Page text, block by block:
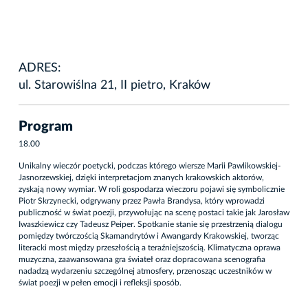
ADRES:
ul. Starowiślna 21, II pietro, Kraków
Program
18.00
Unikalny wieczór poetycki, podczas którego wiersze Marii Pawlikowskiej-
Jasnorzewskiej, dzięki interpretacjom znanych krakowskich aktorów,
zyskają nowy wymiar. W roli gospodarza wieczoru pojawi się symbolicznie
Piotr Skrzynecki, odgrywany przez Pawła Brandysa, który wprowadzi
publiczność w świat poezji, przywołując na scenę postaci takie jak Jarosław
Iwaszkiewicz czy Tadeusz Peiper. Spotkanie stanie się przestrzenią dialogu
pomiędzy twórczością Skamandrytów i Awangardy Krakowskiej, tworząc
literacki most między przeszłością a teraźniejszością. Klimatyczna oprawa
muzyczna, zaawansowana gra świateł oraz dopracowana scenografia
nadadzą wydarzeniu szczególnej atmosfery, przenosząc uczestników w
świat poezji w pełen emocji i refleksji sposób.